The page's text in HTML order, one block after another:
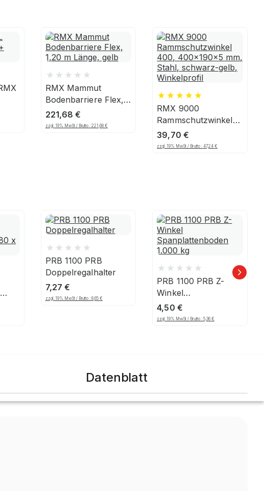
RMX Mammut
Bodenbarriere Flex,
1,20 m Länge, gelb
221,68€
zzgl. 19% MwSt / Brutto : 221,68€
RMX 9000
Rammschutzwinkel
400, 400x190x5 mm,
Stahl, schwarz-gelb,
39,70 €
zzgl. 19% MwSt / Brutto : 47,24 €
x
PRB 1100 PRB
Doppelregalhalter
7,27€
zzgl. 19% MwSt / Brutto : 8,65 €
PRB 1100 PRB Z-
Winkel
Spanplattenboden
1.000 kg
4,50 €
zzgl. 19% MwSt / Brutto : 5,36 €
Datenblatt